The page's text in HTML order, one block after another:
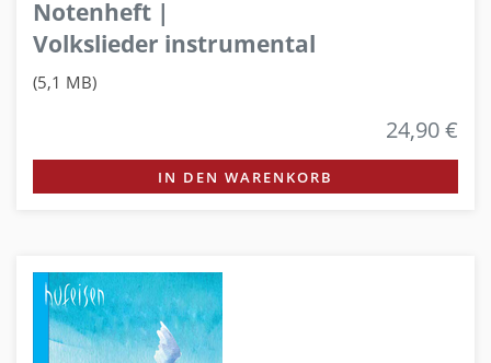
Notenheft |
Volkslieder instrumental
(5,1 MB)
24,90 €
IN DEN WARENKORB